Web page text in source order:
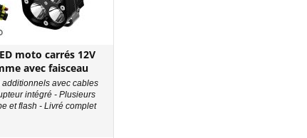
moto carrés 12V
avec faisceau
additionnels avec cables
intégré - Plusieurs
et flash - Livré complet